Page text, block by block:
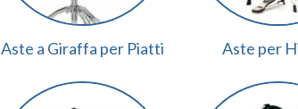
Aste a Giraffa per Piatti Aste per